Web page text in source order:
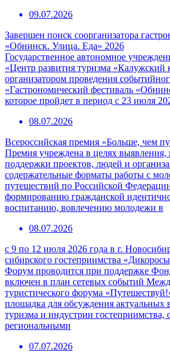
09.07.2026
Завершен поиск соорганизатора
«Обнинск. Улица. Еда» 2026
Государственное автономное
«Центр развития туризма «Калужский
организатором проведения
«Гастрономический фестиваль
которое пройдет в период с 23 июля
08.07.2026
Всероссийская премия «Больше, чем
Премия учреждена в целях выявления,
поддержки проектов, людей и
содержательные форматы работы с
путешествий по Российской
формированию гражданской
воспитанию, вовлечению молодежи в
08.07.2026
с 9 по 12 июля 2026 года в г.
сибирского гостеприимства
Форум проводится при поддержке
включен в план сетевых событий
туристического форума
площадка для обсуждения актуальных
туризма и индустрии
региональными
07.07.2026